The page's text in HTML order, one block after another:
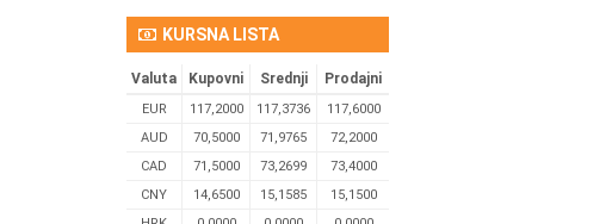
KURSNA LISTA
Valuta Kupovni Srednji Prodajni
EUR 117,2000 117,3736
117,6000
AUD
70,5000 71,9765
72,2000
CAD
71,5000 73,2699
73,4000
CNY
14,6500 15,1585
15,1500